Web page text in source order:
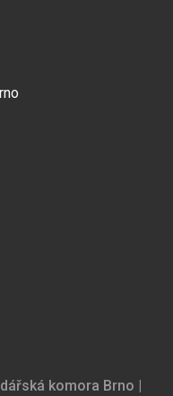
komora Brno |